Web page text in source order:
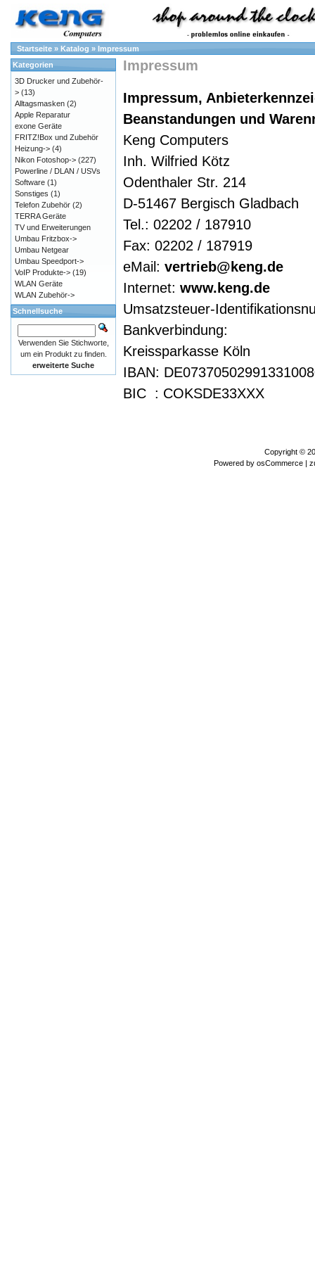
Startseite » Katalog » Impressum
Impressum
Impressum,
Beanstandungen und
Keng Computers
Inh. Wilfried Kötz
Odenthaler Str. 214
D-51467 Bergisch Gladbach
Tel.: 02202 / 187910
Fax: 02202 / 187919
eMail: vertrieb@keng.de
Internet: www.keng.de
Umsatzsteuer-
Bankverbindung:
Kreissparkasse Köln
IBAN:
BIC : COKSDE33XXX
Kategorien
3D Drucker und Zubehör-
> (13)
Alltagsmasken (2)
Apple Reparatur
exone Geräte
FRITZ!Box und Zubehör
Heizung-> (4)
Nikon Fotoshop-> (227)
Powerline / DLAN / USVs
Software (1)
Sonstiges (1)
Telefon Zubehör (2)
TERRA Geräte
TV und Erweiterungen
Umbau Fritzbox->
Umbau Netgear
Umbau Speedport->
VoIP Produkte-> (19)
WLAN Geräte
WLAN Zubehör->
Schnellsuche
Verwenden Sie Stichworte,
um ein Produkt zu finden.
erweiterte Suche
Copyright ©
Powered by osCommerce |